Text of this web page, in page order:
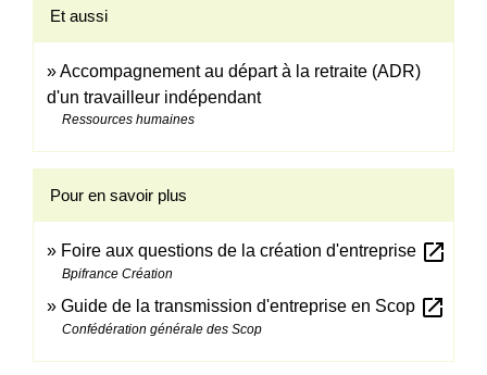
Et aussi
Accompagnement au départ à la retraite (ADR)
d'un travailleur indépendant
Ressources humaines
Pour en savoir plus
Foire aux questions de la création d'entreprise open_in_new
Bpifrance Création
Guide de la transmission d'entreprise en Scop open_in_new
Confédération générale des Scop